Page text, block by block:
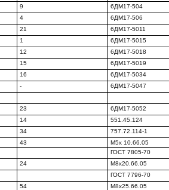
9
6ДМ17-504
4
6ДМ17-506
21
6ДМ17-5011
1
6ДМ17-5015
12
6ДМ17-5018
15
6ДМ17-5019
16
6ДМ17-5034
-
6ДМ17-5047
23
6ДМ17-5052
14
551.45.124
34
757.72.114-1
43
М5х 10.66.05
ГОСТ 7805-70
24
М8х20.66.05
ГОСТ 7796-70
54
М8х25.66.05